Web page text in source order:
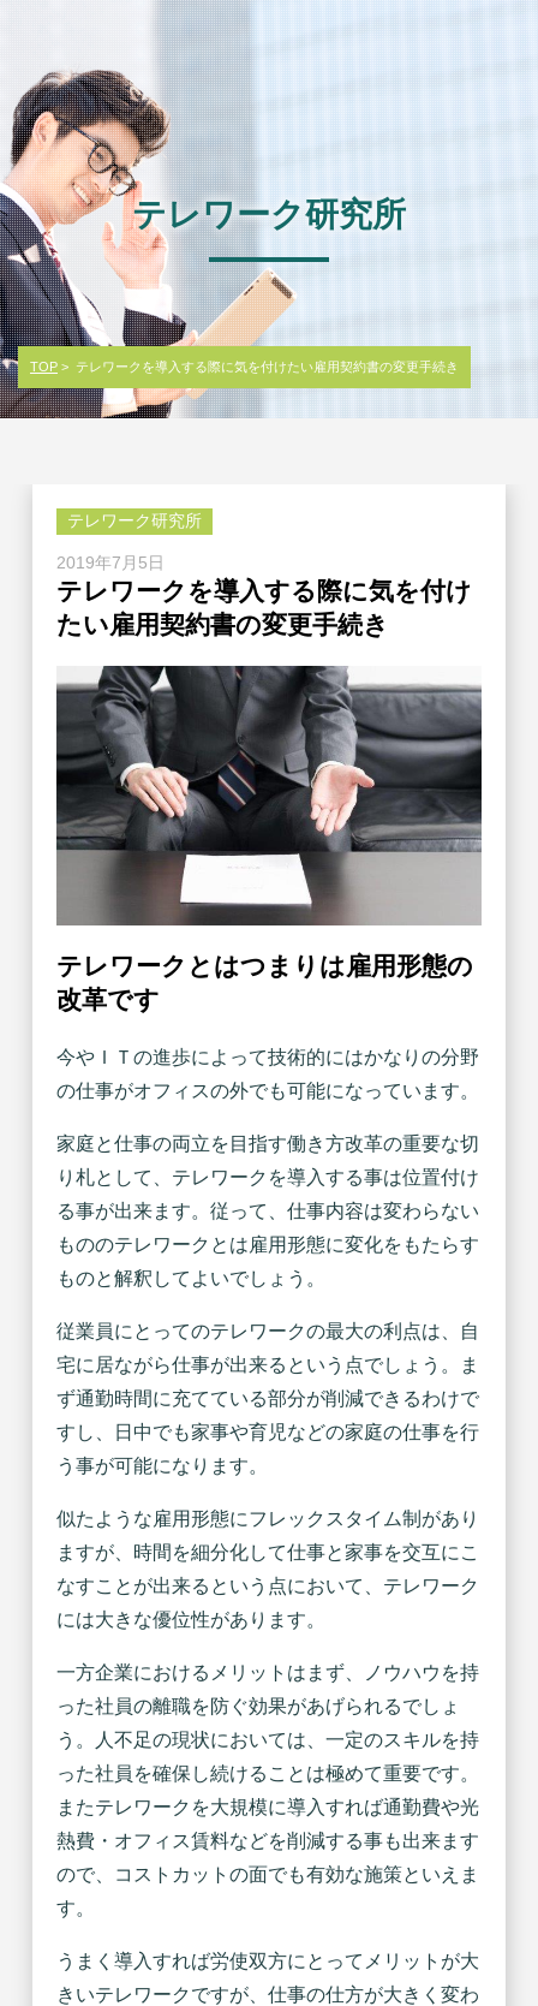
テレワーク研究所
TOP > テレワークを導入する際に気を付けたい雇用契約書の変更手続き
テレワーク研究所
2019年7月5日
テレワークを導入する際に気を付け
たい雇用契約書の変更手続き
テレワークとはつまりは雇用形態の
改革です
今やＩＴの進歩によって技術的にはかなりの分野
の仕事がオフィスの外でも可能になっています。
家庭と仕事の両立を目指す働き方改革の重要な切
り札として、テレワークを導入する事は位置付け
る事が出来ます。従って、仕事内容は変わらない
もののテレワークとは雇用形態に変化をもたらす
ものと解釈してよいでしょう。
従業員にとってのテレワークの最大の利点は、自
宅に居ながら仕事が出来るという点でしょう。ま
ず通勤時間に充てている部分が削減できるわけで
すし、日中でも家事や育児などの家庭の仕事を行
う事が可能になります。
似たような雇用形態にフレックスタイム制があり
ますが、時間を細分化して仕事と家事を交互にこ
なすことが出来るという点において、テレワーク
には大きな優位性があります。
一方企業におけるメリットはまず、ノウハウを持
った社員の離職を防ぐ効果があげられるでしょ
う。人不足の現状においては、一定のスキルを持
った社員を確保し続けることは極めて重要です。
またテレワークを大規模に導入すれば通勤費や光
熱費・オフィス賃料などを削減する事も出来ます
ので、コストカットの面でも有効な施策といえま
す。
うまく導入すれば労使双方にとってメリットが大
きいテレワークですが、仕事の仕方が大きく変わ